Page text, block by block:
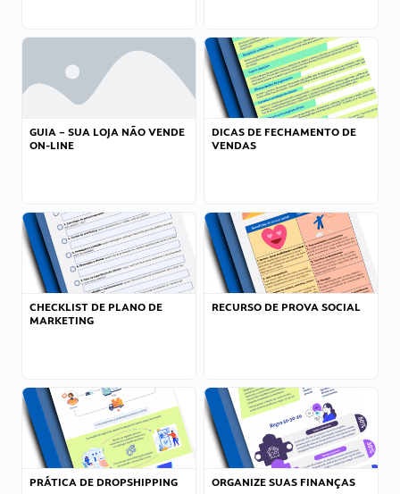
GUIA – SUA LOJA NÃO VENDE
ON-LINE
DICAS DE FECHAMENTO DE
VENDAS
CHECKLIST DE PLANO DE
MARKETING
RECURSO DE PROVA SOCIAL
PRÁTICA DE DROPSHIPPING ORGANIZE SUAS FINANÇAS